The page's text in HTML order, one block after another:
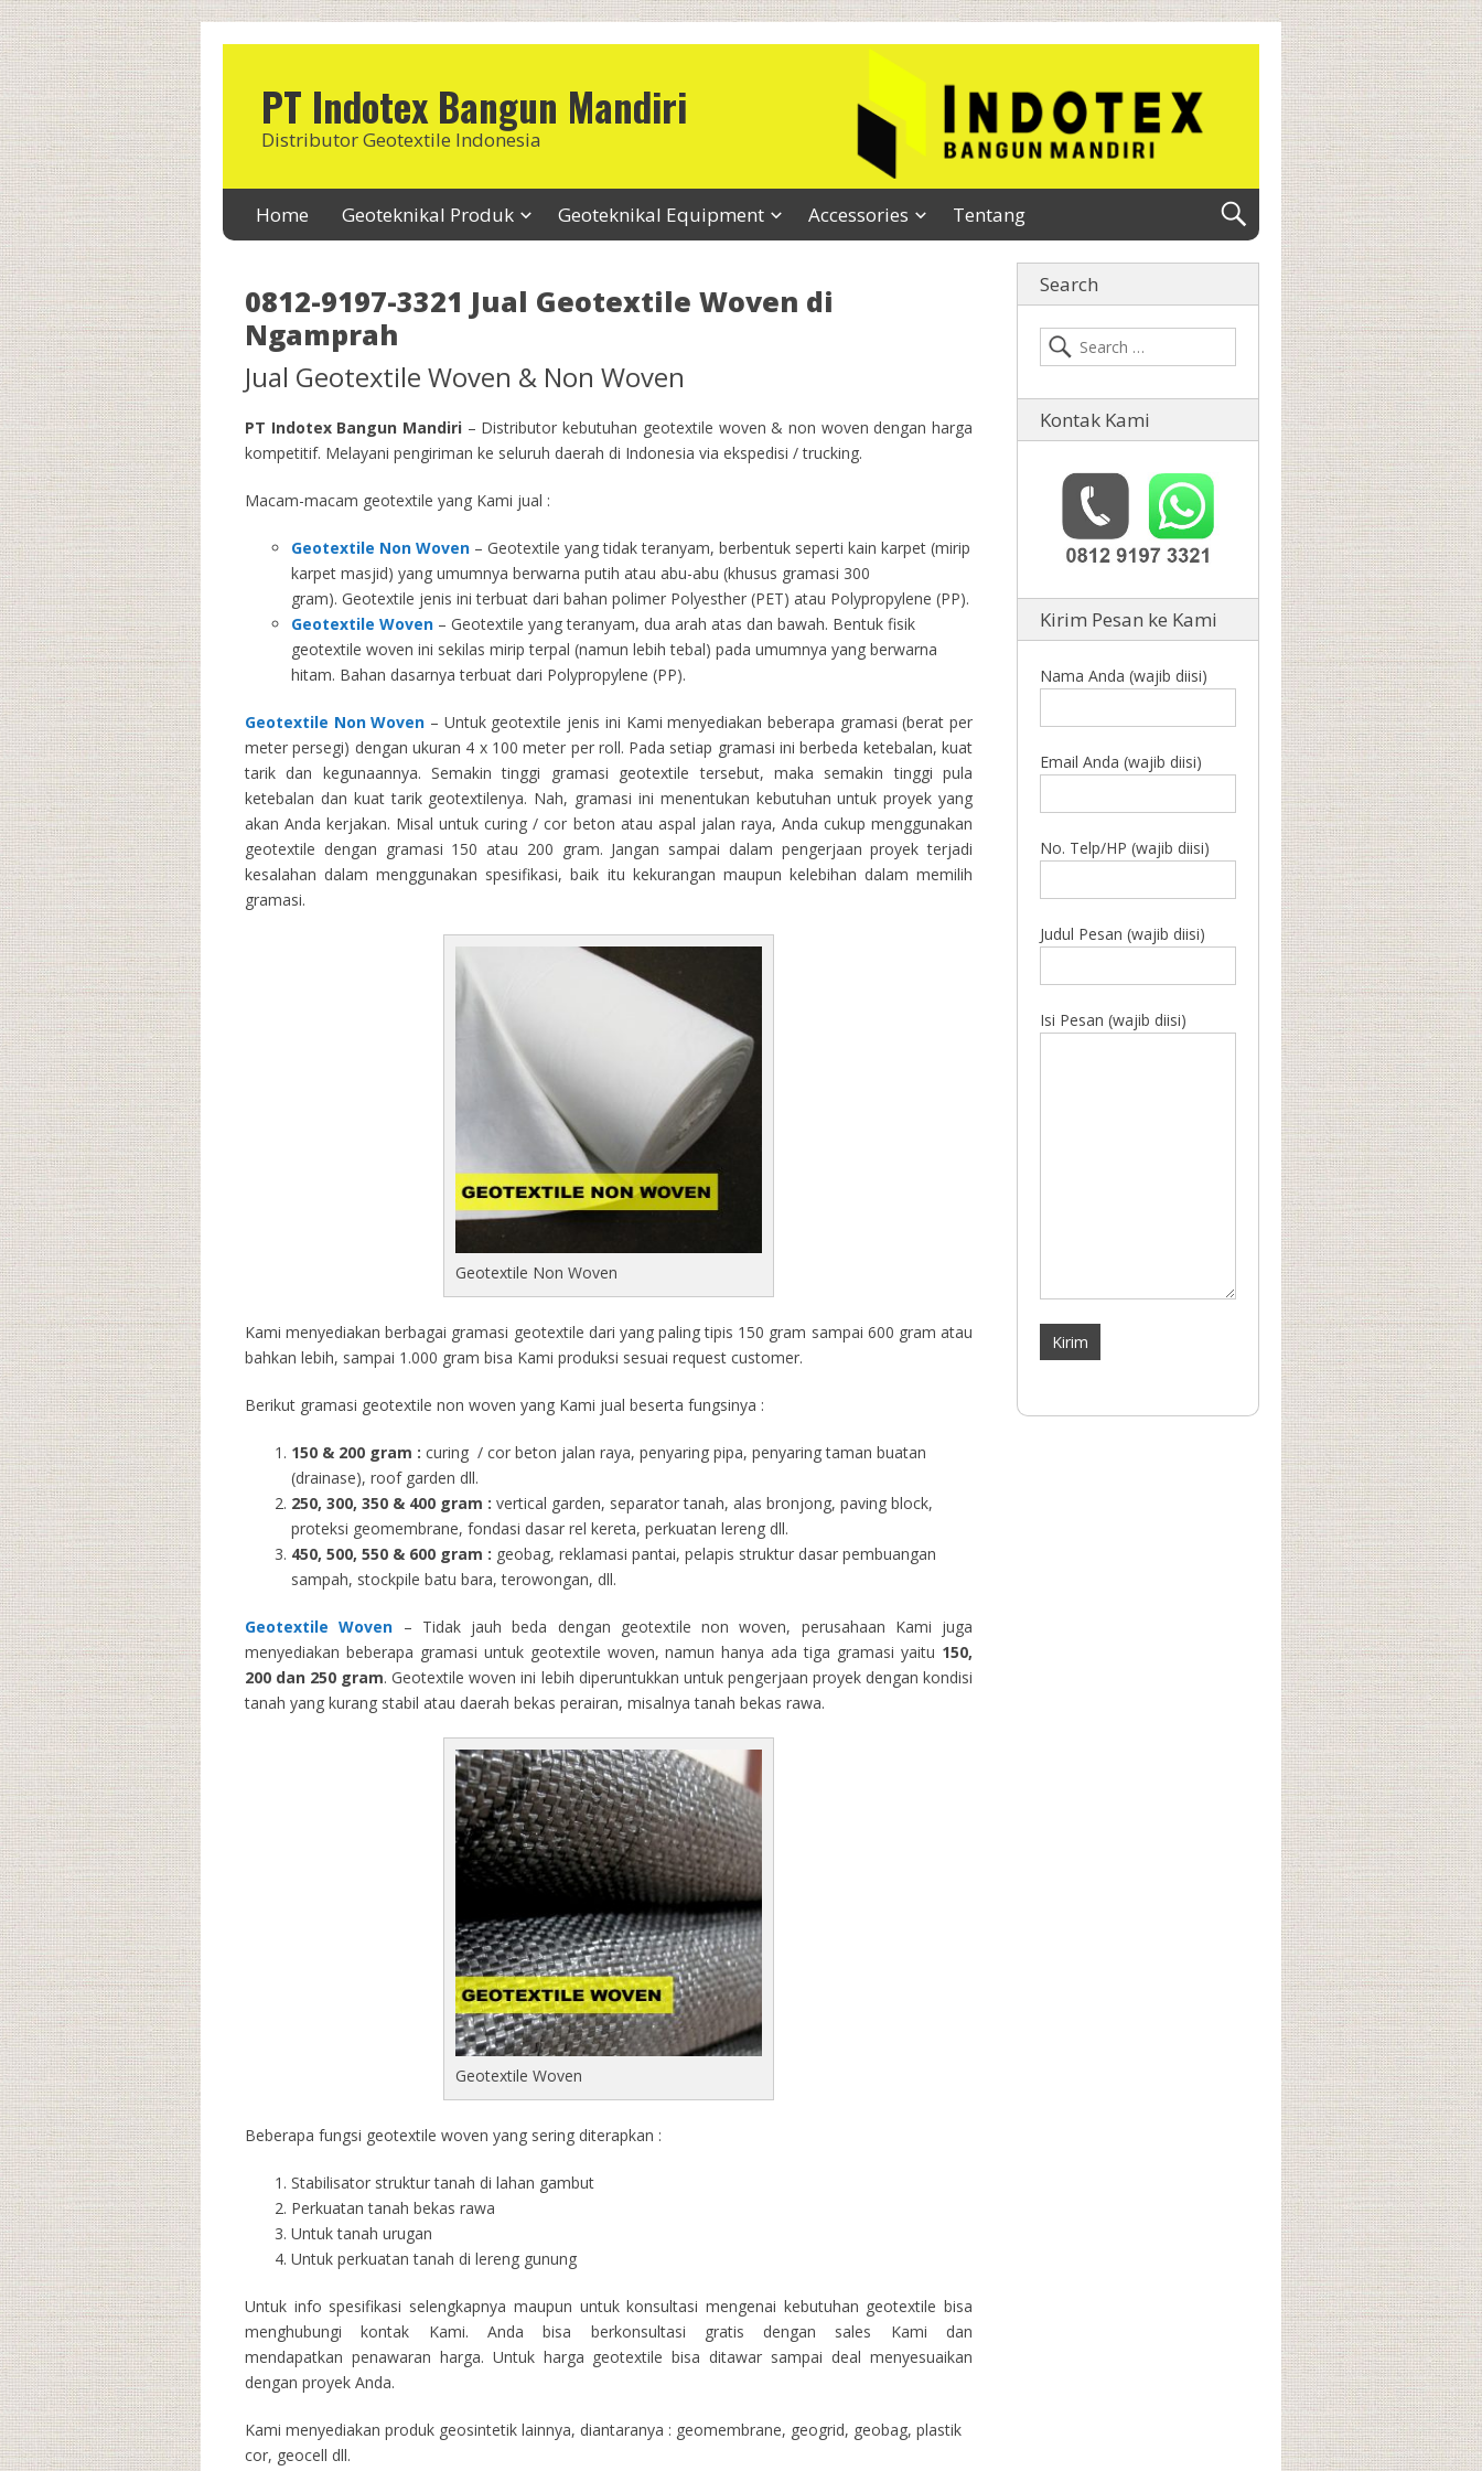
PT Indotex Bangun Mandiri
Distributor Geotextile Indonesia
Home Geoteknikal Produk Geoteknikal Equipment Accessories Tentang
0812-9197-3321 Jual Geotextile Woven di
Ngamprah
Jual Geotextile Woven & Non Woven
PT Indotex Bangun Mandiri – Distributor kebutuhan geotextile woven & non woven dengan harga
kompetitif. Melayani pengiriman ke seluruh daerah di Indonesia via ekspedisi / trucking.
Macam-macam geotextile yang Kami jual :
Geotextile Non Woven – Geotextile yang tidak teranyam, berbentuk seperti kain karpet (mirip
karpet masjid) yang umumnya berwarna putih atau abu-abu (khusus gramasi 300
gram). Geotextile jenis ini terbuat dari bahan polimer Polyesther (PET) atau Polypropylene (PP).
Geotextile Woven – Geotextile yang teranyam, dua arah atas dan bawah. Bentuk fisik
geotextile woven ini sekilas mirip terpal (namun lebih tebal) pada umumnya yang berwarna
hitam. Bahan dasarnya terbuat dari Polypropylene (PP).
Geotextile Non Woven – Untuk geotextile jenis ini Kami menyediakan beberapa gramasi (berat per
meter persegi) dengan ukuran 4 x 100 meter per roll. Pada setiap gramasi ini berbeda ketebalan, kuat
tarik dan kegunaannya. Semakin tinggi gramasi geotextile tersebut, maka semakin tinggi pula
ketebalan dan kuat tarik geotextilenya. Nah, gramasi ini menentukan kebutuhan untuk proyek yang
akan Anda kerjakan. Misal untuk curing / cor beton atau aspal jalan raya, Anda cukup menggunakan
geotextile dengan gramasi 150 atau 200 gram. Jangan sampai dalam pengerjaan proyek terjadi
kesalahan dalam menggunakan spesifikasi, baik itu kekurangan maupun kelebihan dalam memilih
gramasi.
Geotextile Non Woven
Kami menyediakan berbagai gramasi geotextile dari yang paling tipis 150 gram sampai 600 gram atau
bahkan lebih, sampai 1.000 gram bisa Kami produksi sesuai request customer.
Berikut gramasi geotextile non woven yang Kami jual beserta fungsinya :
150 & 200 gram : curing / cor beton jalan raya, penyaring pipa, penyaring taman buatan
(drainase), roof garden dll.
250, 300, 350 & 400 gram : vertical garden, separator tanah, alas bronjong, paving block,
proteksi geomembrane, fondasi dasar rel kereta, perkuatan lereng dll.
450, 500, 550 & 600 gram : geobag, reklamasi pantai, pelapis struktur dasar pembuangan
sampah, stockpile batu bara, terowongan, dll.
Geotextile Woven – Tidak jauh beda dengan geotextile non woven, perusahaan Kami juga
menyediakan beberapa gramasi untuk geotextile woven, namun hanya ada tiga gramasi yaitu 150,
200 dan 250 gram. Geotextile woven ini lebih diperuntukkan untuk pengerjaan proyek dengan kondisi
tanah yang kurang stabil atau daerah bekas perairan, misalnya tanah bekas rawa.
Geotextile Woven
Beberapa fungsi geotextile woven yang sering diterapkan :
Stabilisator struktur tanah di lahan gambut
Perkuatan tanah bekas rawa
Untuk tanah urugan
Untuk perkuatan tanah di lereng gunung
Untuk info spesifikasi selengkapnya maupun untuk konsultasi mengenai kebutuhan geotextile bisa
menghubungi kontak Kami. Anda bisa berkonsultasi gratis dengan sales Kami dan
mendapatkan penawaran harga. Untuk harga geotextile bisa ditawar sampai deal menyesuaikan
dengan proyek Anda.
Kami menyediakan produk geosintetik lainnya, diantaranya : geomembrane, geogrid, geobag, plastik
cor, geocell dll.
Search
Kontak Kami
Kirim Pesan ke Kami
Nama Anda (wajib diisi)
Email Anda (wajib diisi)
No. Telp/HP (wajib diisi)
Judul Pesan (wajib diisi)
Isi Pesan (wajib diisi)